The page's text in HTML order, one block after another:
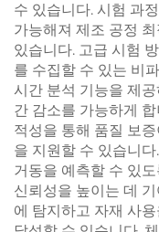
수 있습니다. 시험 과
가능해져 제조 공정
있습니다. 고급 시험
를 수집할 수 있는 비
시간 분석 기능을 제
간 감소를 가능하게
적성을 통해 품질 보
을 지원할 수 있습니
거동을 예측할 수 있
신뢰성을 높이는 데
에 탐지하고 자재 사